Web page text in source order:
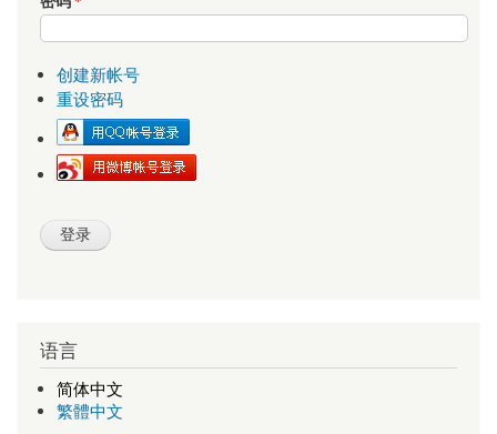
创建新帐号
重设密码
语言
简体中文
繁體中文